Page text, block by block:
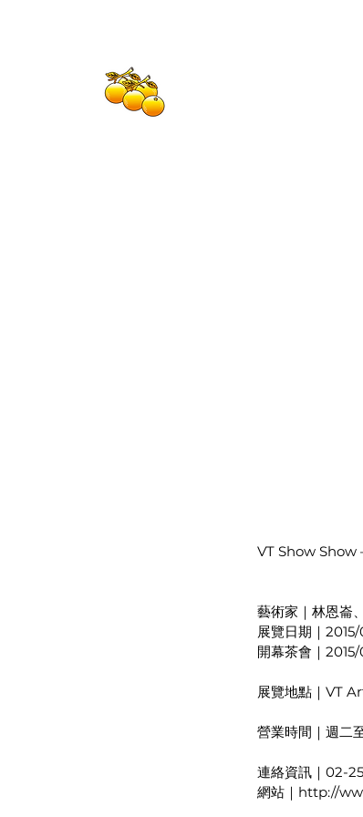
VT Show Show
藝術家｜林恩崙
展覽日期｜
開幕茶會｜
展覽地點｜VT
營業時間｜週二
連絡資訊｜02-
網站｜http://